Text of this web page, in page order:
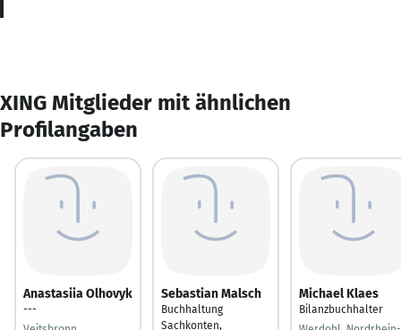
XING Mitglieder mit ähnlichen
Profilangaben
Anastasiia Olhovyk
---
Sebastian Malsch
Buchhaltung
Sachkonten,
Michael Klaes
Bilanzbuchhalter